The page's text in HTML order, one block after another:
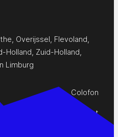
, Overijssel, Flevoland,
Holland, Zuid-Holland,
Limburg
Colofon
Privacy Statement